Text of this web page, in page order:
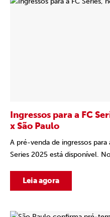
Ingressos para a FC
x São Paulo
A pré-venda de ingressos
Series 2025 está disponível.
Leia agora